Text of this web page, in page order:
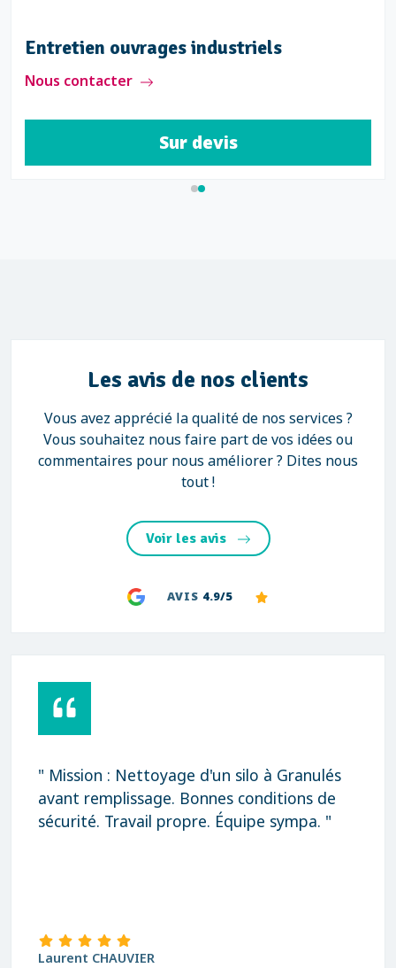
Entretien ouvrages industriels
Nous contacter
Sur devis
Les avis de nos clients
Vous avez apprécié la qualité de nos services ?
Vous souhaitez nous faire part de vos idées ou
commentaires pour nous améliorer ? Dites nous
tout !
Voir les avis
AVIS 4.9/5
" Mission : Nettoyage d'un silo à Granulés
avant remplissage. Bonnes conditions de
sécurité. Travail propre. Équipe sympa. "
Laurent CHAUVIER